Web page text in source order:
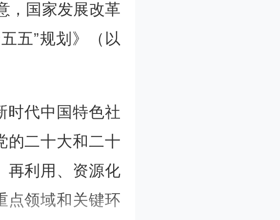
，国家发展改革
五”规划》（以
时代中国特色社
的二十大和二十
再利用、资源化
点领域和关键环